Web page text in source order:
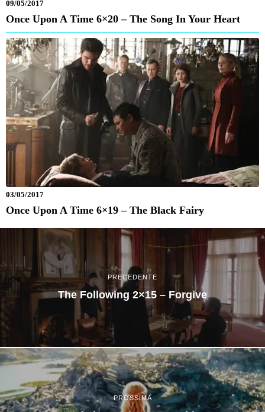
09/05/2017
Once Upon A Time 6×20 – The Song In Your Heart
03/05/2017
Once Upon A Time 6×19 – The Black Fairy
PRECEDENTE
The Following 2×15 – Forgive
PROSSIMA